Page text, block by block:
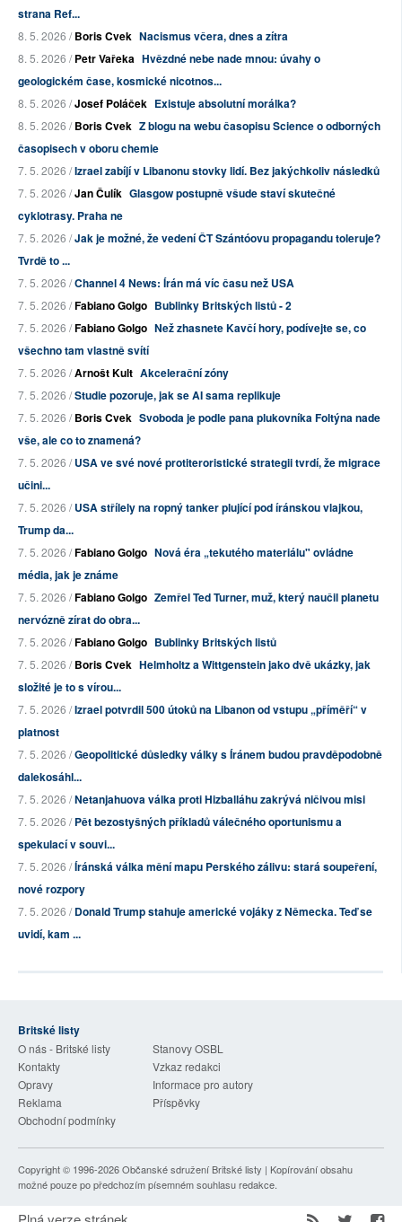
strana Ref...
8. 5. 2026 /Boris Cvek Nacismus včera, dnes a zítra
8. 5. 2026 /Petr Vařeka Hvězdné nebe nade mnou: úvahy o
geologickém čase, kosmické nicotnos...
8. 5. 2026 /Josef Poláček Existuje absolutní morálka?
8. 5. 2026 /Boris Cvek Z blogu na webu časopisu Science o odborných
časopisech v oboru chemie
7. 5. 2026 /Izrael zabíjí v Libanonu stovky lidí. Bez jakýchkoliv následků
7. 5. 2026 /Jan Čulík Glasgow postupně všude staví skutečné
cyklotrasy. Praha ne
7. 5. 2026 /Jak je možné, že vedení ČT Szántóovu propagandu toleruje?
Tvrdě to ...
7. 5. 2026 /Channel 4 News: Írán má víc času než USA
7. 5. 2026 /Fabiano Golgo Bublinky Britských listů - 2
7. 5. 2026 /Fabiano Golgo Než zhasnete Kavčí hory, podívejte se, co
všechno tam vlastně svítí
7. 5. 2026 /Arnošt Kult Akcelerační zóny
7. 5. 2026 /Studie pozoruje, jak se AI sama replikuje
7. 5. 2026 /Boris Cvek Svoboda je podle pana plukovníka Foltýna nade
vše, ale co to znamená?
7. 5. 2026 /USA ve své nové protiteroristické strategii tvrdí, že migrace
učini...
7. 5. 2026 /USA střílely na ropný tanker plující pod íránskou vlajkou,
Trump da...
7. 5. 2026 /Fabiano Golgo Nová éra „tekutého materiálu" ovládne
média, jak je známe
7. 5. 2026 /Fabiano Golgo Zemřel Ted Turner, muž, který naučil planetu
nervózně zírat do obra...
7. 5. 2026 /Fabiano Golgo Bublinky Britských listů
7. 5. 2026 /Boris Cvek Helmholtz a Wittgenstein jako dvě ukázky, jak
složité je to s vírou...
7. 5. 2026 /Izrael potvrdil 500 útoků na Libanon od vstupu „příměří“ v
platnost
7. 5. 2026 /Geopolitické důsledky války s Íránem budou pravděpodobně
dalekosáhl...
7. 5. 2026 /Netanjahuova válka proti Hizballáhu zakrývá ničivou misi
7. 5. 2026 /Pět bezostyšných příkladů válečného oportunismu a
spekulací v souvi...
7. 5. 2026 /Íránská válka mění mapu Perského zálivu: stará soupeření,
nové rozpory
7. 5. 2026 /Donald Trump stahuje americké vojáky z Německa. Teď se
uvidí, kam ...
Britské listy
O nás - Britské listy
Stanovy OSBL
Kontakty
Vzkaz redakci
Opravy
Informace pro autory
Reklama
Příspěvky
Obchodní podmínky
Copyright © 1996-2026Občanské sdružení Britské listy | Kopírování obsahu
možné pouze po předchozím písemném souhlasu redakce.